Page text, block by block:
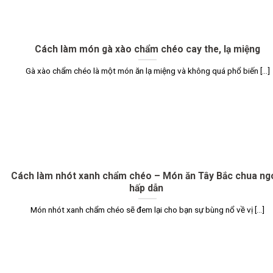
Cách làm món gà xào chẩm chéo cay the, lạ miệng
Gà xào chẩm chéo là một món ăn lạ miệng và không quá phổ biến [...]
Cách làm nhót xanh chẩm chéo – Món ăn Tây Bắc chua
hấp dẫn
Món nhót xanh chẩm chéo sẽ đem lại cho bạn sự bùng nổ về vị [...]